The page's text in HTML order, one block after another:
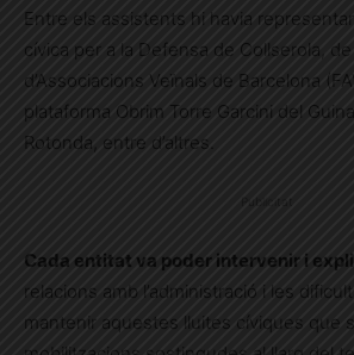
Entre els assistents hi havia
cívica per a la Defensa de Collserola,
d’Associacions Veïnals de Barcelona
plataforma Obrim Torre Garcini del
Rotonda, entre d’altres.
Publicitat
Cada entitat va poder intervenir i
relacions amb l’administració i les
mantenir aquestes lluites cíviques que